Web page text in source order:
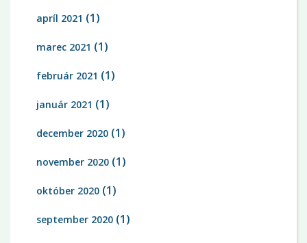
apríl 2021 (1)
marec 2021 (1)
február 2021 (1)
január 2021 (1)
december 2020 (1)
november 2020 (1)
október 2020 (1)
september 2020 (1)